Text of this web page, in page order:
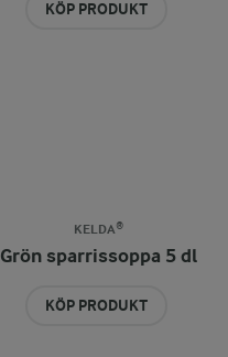
KÖP PRODUKT
KELDA®
Grön sparrissoppa 5 dl
KÖP PRODUKT